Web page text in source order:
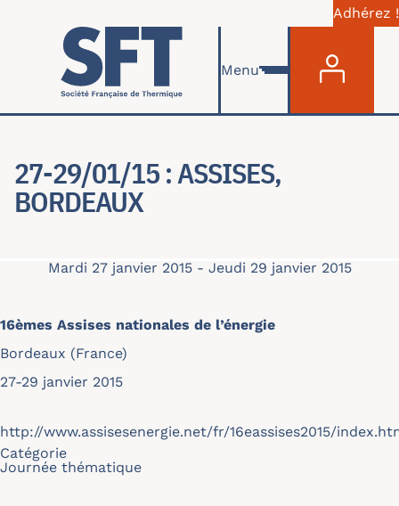
Aller au contenu principal
Adhérez !
Menu
27-29/01/15 : ASSISES,
BORDEAUX
Mardi 27 janvier 2015- Jeudi 29 janvier 2015
16èmes Assises nationales de l’énergie
Bordeaux (France)
27-29 janvier 2015
http://www.assisesenergie.net/fr/16eassises2015/
Catégorie
Journée thématique